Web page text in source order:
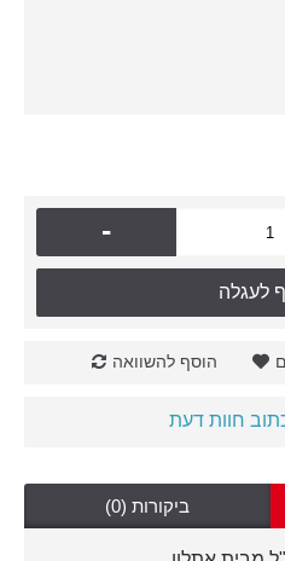
-
לעגלה
הוסף להשוואה
חוות דעת
ביקורות (0)